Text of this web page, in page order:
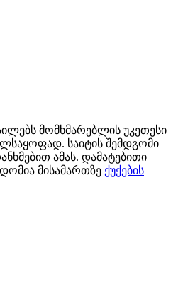
მომხმარებლის უკეთესი
საიტის შემდგომი
ამას. დამატებითი
მისამართზე ქუქების